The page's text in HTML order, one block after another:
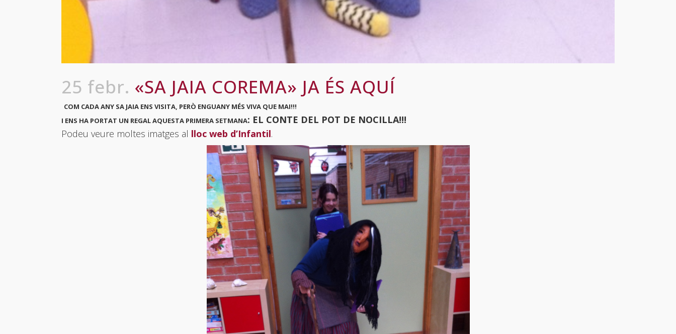
25 febr. «SA JAIA COREMA» JA ÉS AQUÍ
COM CADA ANY SA JAIA ENS VISITA, PERÒ ENGUANY MÉS VIVA QUE MAI!!!
I ENS HA PORTAT UN REGAL AQUESTA PRIMERA SETMANA: EL CONTE DEL POT DE NOCILLA!!!
Podeu veure moltes imatges al lloc web d’Infantil.